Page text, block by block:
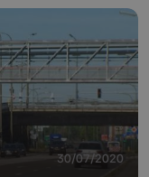
30/07/2020